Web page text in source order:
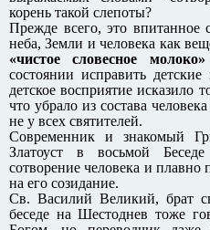
корень такой слепоты?
Прежде всего, это впитанное
неба, Земли и человека как
«чистое словесное молоко»
состоянии исправить
детское восприятие исказило
что убрало из состава
не у всех святителей.
Современник и знакомый
Златоуст в восьмой
сотворение человека и плавно
на его созидание.
Св. Василий Великий, брат
беседе на Шестоднев тоже